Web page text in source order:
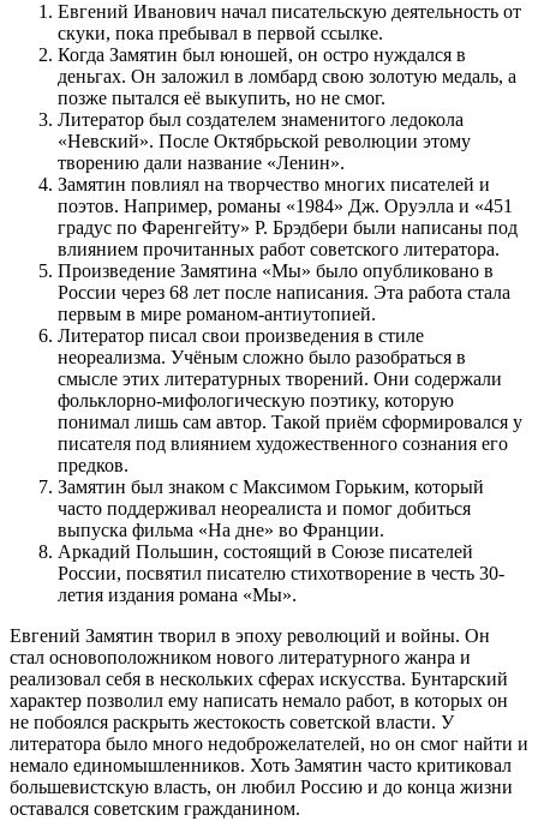
Евгений Иванович начал писательскую деятельность от
скуки, пока пребывал в первой ссылке.
Когда Замятин был юношей, он остро нуждался в
деньгах. Он заложил в ломбард свою золотую медаль, а
позже пытался её выкупить, но не смог.
Литератор был создателем знаменитого ледокола
«Невский». После Октябрьской революции этому
творению дали название «Ленин».
Замятин повлиял на творчество многих писателей и
поэтов. Например, романы «1984» Дж. Оруэлла и «451
градус по Фаренгейту» Р. Брэдбери были написаны под
влиянием прочитанных работ советского литератора.
Произведение Замятина «Мы» было опубликовано в
России через 68 лет после написания. Эта работа стала
первым в мире романом-антиутопией.
Литератор писал свои произведения в стиле
неореализма. Учёным сложно было разобраться в
смысле этих литературных творений. Они содержали
фольклорно-мифологическую поэтику, которую
понимал лишь сам автор. Такой приём сформировался у
писателя под влиянием художественного сознания его
предков.
Замятин был знаком с Максимом Горьким, который
часто поддерживал неореалиста и помог добиться
выпуска фильма «На дне» во Франции.
Аркадий Польшин, состоящий в Союзе писателей
России, посвятил писателю стихотворение в честь 30-
летия издания романа «Мы».
Евгений Замятин творил в эпоху революций и войны. Он
стал основоположником нового литературного жанра и
реализовал себя в нескольких сферах искусства. Бунтарский
характер позволил ему написать немало работ, в которых он
не побоялся раскрыть жестокость советской власти. У
литератора было много недоброжелателей, но он смог найти и
немало единомышленников. Хоть Замятин часто критиковал
большевистскую власть, он любил Россию и до конца жизни
оставался советским гражданином.